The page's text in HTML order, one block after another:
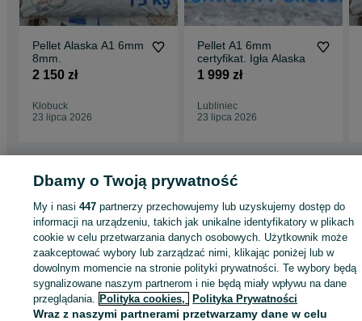
Pellet Alaska A1 6mm
8mm.
2 150 zł
Kłobuck
23 lipca 2026
Pellet A1 6mm
certyfikat. Igła Alaska
1 999 zł
Lubliniec
23 lipca 2026
Strona główna Dom i Ogród Ogrzewanie
Pellet - Bierutów
KATEGORIA
ID:661747866 Wyświetlenia:
Dbamy o Twoją prywatność
My i nasi447 partnerzy przechowujemy lub uzyskujemy dostęp do
informacji na urządzeniu, takich jak unikalne identyfikatory w plikach
cookie w celu przetwarzania danych osobowych. Użytkownik może
zaakceptować wybory lub zarządzać nimi, klikając poniżej lub w
dowolnym momencie na stronie polityki prywatności. Te wybory będą
sygnalizowane naszym partnerom i nie będą miały wpływu na dane
przeglądania. Polityka cookies, Polityka Prywatności
Wraz z naszymi partnerami przetwarzamy dane w celu